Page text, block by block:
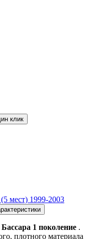
клик
мест) 1999-2003
1 поколение .
плотного материала